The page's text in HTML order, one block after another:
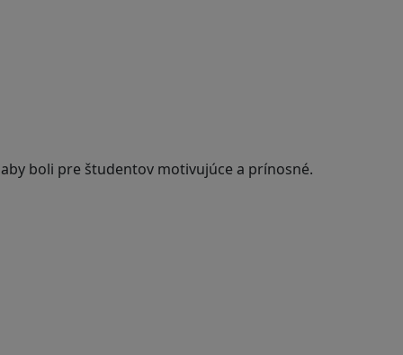
boli pre študentov motivujúce a prínosné.